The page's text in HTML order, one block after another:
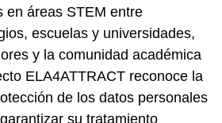
en áreas STEM entre
escuelas y universidades,
y la comunidad académica
ELA4ATTRACT reconoce la
de los datos personales
su tratamiento